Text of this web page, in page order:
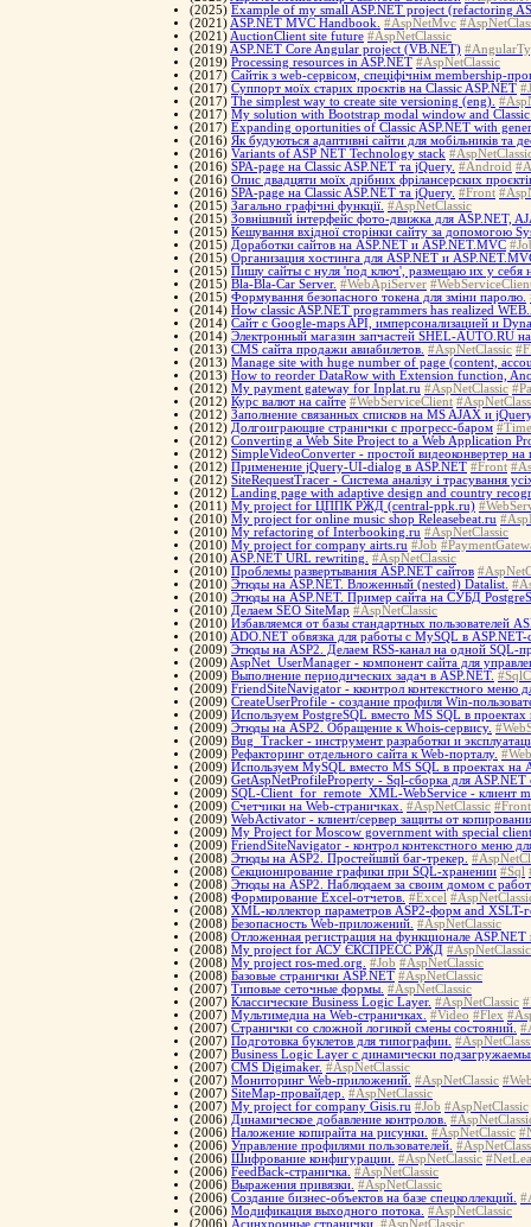
(2025) Example of my small ASP.NET project (refactoring
(2021)ASP.NET MVC Handbook. #AspNetMvc
(2021)AuctionClient site future #AspNetClassic
(2019)ASP.NET Core Angular project (VB.NET)
(2019) Processing resources in ASP.NET #AspNetClassic
(2017) Cайтік з web-сервісом, спеціфічнім membership-
(2017) Суппорт моїх старих проєктів на Classic ASP.NET
(2017) The simplest way to create site versioning (eng).
(2017) My solution with Bootstrap modal window and Classic
(2017) Expanding oportunities of Classic ASP.NET with
(2016) Як будуються адаптивні сайти для мобільників та
(2016) Variants of ASP NET Technology stack
(2016) SPA-page на Classic ASP.NET та jQuery. #Android
(2016) Опис двадцяти моїх дрібних фрілансерских
(2016) SPA-page на Classic ASP.NET та jQuery. #Front
(2015) Загально графічні функції. #AspNetClassic
(2015) Зовнішний інтерфейс фото-движка для ASP.NET,
(2015) Кешування вхідної сторінки сайту за допомогою
(2015) Доработки сайтов на ASP.NET и ASP.NET.MVC
(2015) Организация хостинга для ASP.NET и
(2015) Пишу сайты с нуля 'под ключ', размещаю их у себя
(2015) Bla-Bla-Car Server. #WebApiServer
(2015) Формування безопасного токена для зміни паролю.
(2014) How classic ASP.NET programmers has realized
(2014) Сайт с Google-maps API, имперсонализацией и
(2014) Электронный магазин запчастей SHEL-AUTO.RU
(2013) CMS сайта продажи авиабилетов. #AspNetClassic
(2013) Manage site with huge number of page (content,
(2013) How to reorder DataRow with Extension function,
(2012) My payment gateway for Inplat.ru #AspNetClassic
(2012) Курс валют на сайте #WebServiceClient
(2012) Заполнение связанных списков на MS AJAX и
(2012) Долгоиграющие странички с прогресс-баром
(2012) Converting a Web Site Project to a Web Application
(2012) SimpleVideoConverter - простой видеоконвертер на
(2012) Применение jQuery-UI-dialog в ASP.NET #Front
(2012) SiteRequestTracer - Система аналізу і трасування
(2012) Landing page with adaptive design and country
(2011) My project for ЦППК РЖД (central-ppk.ru)
(2010) My project for online music shop Releasebeat.ru
(2010) My refactoring of Interbooking.ru #AspNetClassic
(2010) My project for company airts.ru #Job
(2010)ASP.NET URL rewriting. #AspNetClassic
(2010) Проблемы развертывания ASP.NET сайтов
(2010) Этюды на ASP.NET. Вложенный (nested) Datalist.
(2010) Этюды на ASP.NET. Пример сайта на СУБД
(2010) Делаем SEO SiteMap #AspNetClassic
(2010) Избавляемся от базы стандартных пользователей
(2010)ADO.NET обвязка для работы с MySQL в
(2009) Этюды на ASP2. Делаем RSS-канал на одной SQL-
(2009)AspNet_UserManager - компонент сайта для
(2009) Выполнение периодических задач в ASP.NET.
(2009) FriendSiteNavigator - кконтрол контекстного меню
(2009) CreateUserProfile - создание профиля Win-
(2009) Используем PostgreSQL вместо MS SQL в
(2009) Этюды на ASP2. Обращение к Whois-сервису.
(2009) Bug_Tracker - инструмент разработки и
(2009) Рефакторинг отдельного сайта к Web-порталу.
(2009) Используем MySQL вместо MS SQL в проектах на
(2009) GetAspNetProfileProperty - Sql-сборка для ASP.NET
(2009) SQL-Client_for_remote_XML-WebService - клиент
(2009) Счетчики на Web-страничках. #AspNetClassic #Front
(2009) WebActivator - клиент/сервер защиты от
(2009) My Project for Moscow government with special
(2009) FriendSiteNavigator - контрол контекстного меню
(2008) Этюды на ASP2. Простейший баг-трекер.
(2008) Cекционирование графики при SQL-хранении #Sql
(2008) Этюды на ASP2. Наблюдаем за своим домом с
(2008) Формирование Excel-отчетов. #Excel
(2008) XML-коллектор параметров ASP2-форм and XSLT-
(2008) Безопасность Web-приложений. #AspNetClassic
(2008) Отложенная регистрация на функционале ASP.NET
(2008) My project for АСУ ЄКСПРЕСС РЖД #AspNetClassic
(2008) My project ros-med.org. #Job #AspNetClassic
(2008) Базовые странички ASP.NET #AspNetClassic
(2007) Типовые сеточные формы. #AspNetClassic
(2007) Классические Business Logic Layer. #AspNetClassic
(2007) Мультимедиа на Web-страничках. #Video #Flex
(2007) Странички со сложной логикой смены состояний.
(2007) Подготовка буклетов для типографии.
(2007) Business Logic Layer с динамически
(2007) CMS Digimaker. #AspNetClassic
(2007) Мониторинг Web-приложений. #AspNetClassic
(2007) SiteMap-провайдер. #AspNetClassic
(2007) My project for company Gisis.ru #Job #AspNetClassic
(2006) Динамическое добавление контролов.
(2006) Наложение копирайта на рисунки. #AspNetClassic
(2006) Управление профилями пользователей.
(2006) Шифрование конфигурации. #AspNetClassic
(2006) FeedBack-страничка. #AspNetClassic
(2006) Выражения привязки. #AspNetClassic
(2006) Создание бизнес-объектов на базе спецколлекций.
(2006) Модификация выходного потока. #AspNetClassic
(2006) Асинхронные странички. #AspNetClassic